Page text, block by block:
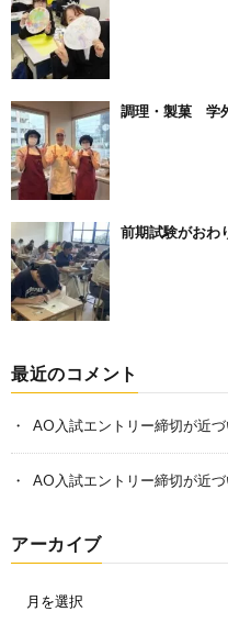
調理・製菓 学
前期試験がおわ
最近のコメント
AO入試エントリー締切が近
AO入試エントリー締切が近
アーカイブ